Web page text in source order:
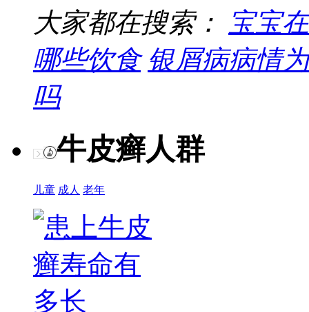
大家都在搜索：
宝宝
哪些饮食 银屑病病情
吗
牛皮癣人群
儿童 成人 老年